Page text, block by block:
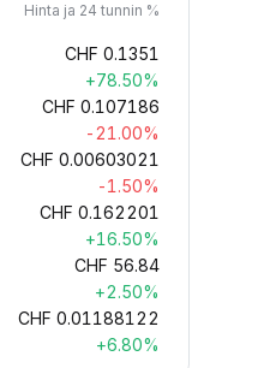
Hinta ja 24 tunnin %
CHF 0.1351
+78.50%
CHF 0.107186
-21.00%
CHF 0.00603021
-1.50%
CHF 0.162201
+16.50%
CHF 56.84
+2.50%
CHF 0.01188122
+6.80%